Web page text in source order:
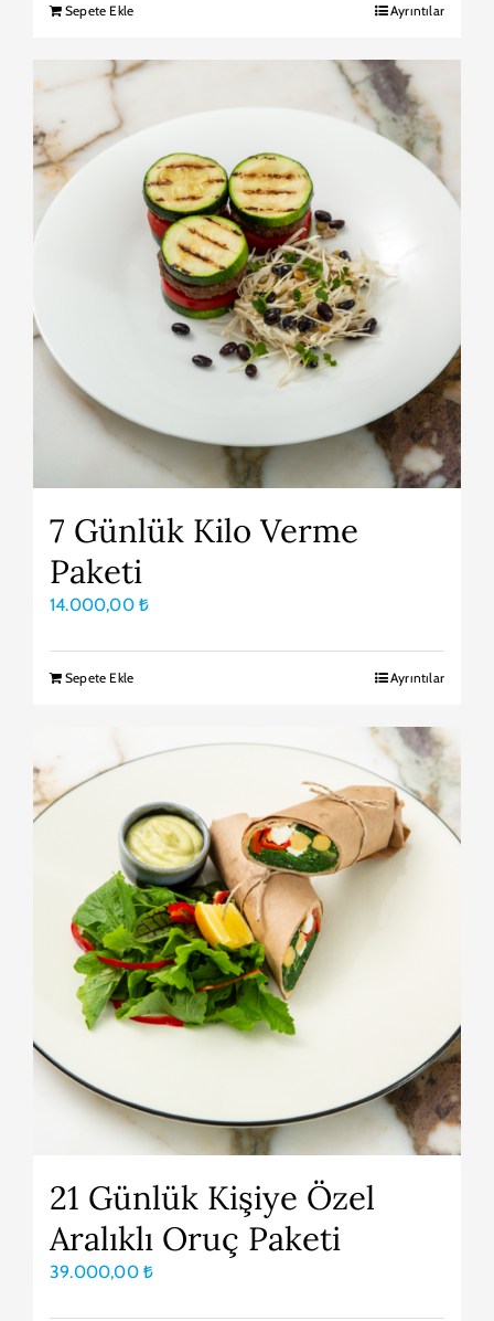
Sepete Ekle Ayrıntılar
7 Günlük Kilo Verme
Paketi
14.000,00 ₺
Sepete Ekle Ayrıntılar
21 Günlük Kişiye Özel
Aralıklı Oruç Paketi
39.000,00 ₺